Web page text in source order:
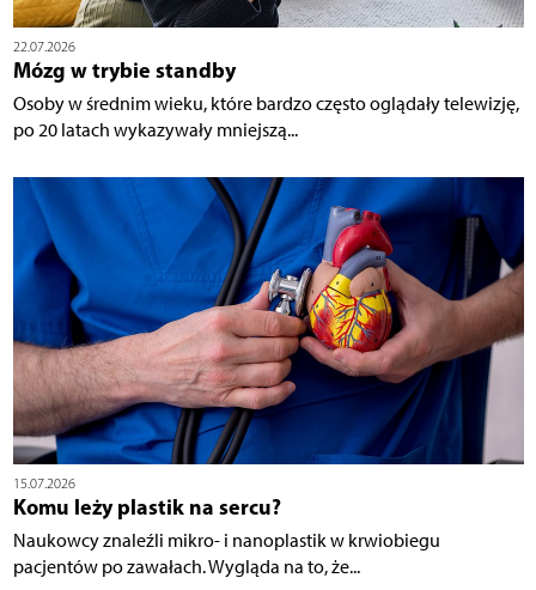
22.07.2026
Mózg w trybie standby
Osoby w średnim wieku, które bardzo często oglądały telewizję,
po 20 latach wykazywały mniejszą...
15.07.2026
Komu leży plastik na sercu?
Naukowcy znaleźli mikro- i nanoplastik w krwiobiegu
pacjentów po zawałach. Wygląda na to, że...